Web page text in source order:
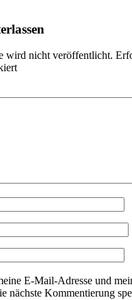
wird nicht veröffentlicht.
E-Mail-Adresse und
nächste Kommentierung